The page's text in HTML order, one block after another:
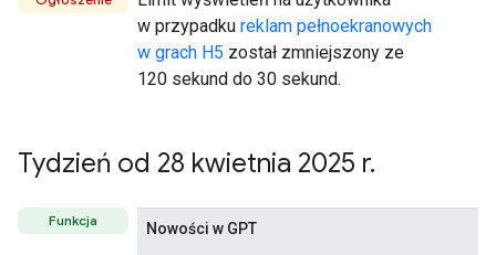
w przypadku reklam pełnoekranowych
w grach H5 został zmniejszony ze
120 sekund do 30 sekund.
Tydzień od 28 kwietnia 2025 r.
Funkcja Nowości w GPT